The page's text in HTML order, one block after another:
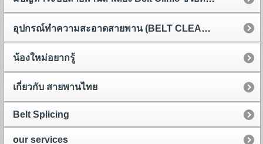
อุปกรณ์ทำความสะอาดสายพาน (BELT CLEANER)
น้องใหม่อยากรู้
เกี่ยวกับ สายพานไทย
Belt Splicing
our services